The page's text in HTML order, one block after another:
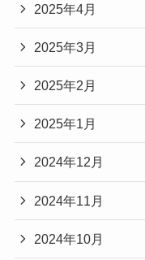
2025年4月
2025年3月
2025年2月
2025年1月
2024年12月
2024年11月
2024年10月